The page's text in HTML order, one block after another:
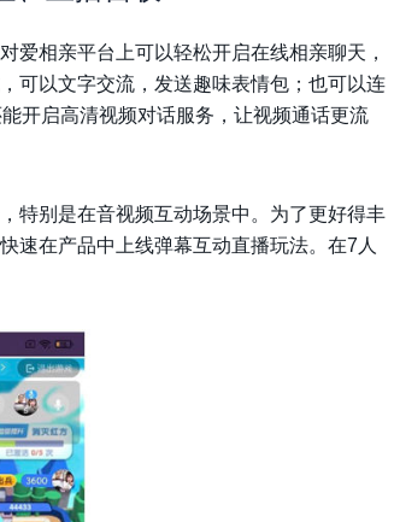
爱相亲平台上可以轻松开启在线相亲聊天，
可以文字交流，发送趣味表情包；也可以连
开启高清视频对话服务，让视频通话更流
特别是在音视频互动场景中。为了更好得丰
速在产品中上线弹幕互动直播玩法。在7人